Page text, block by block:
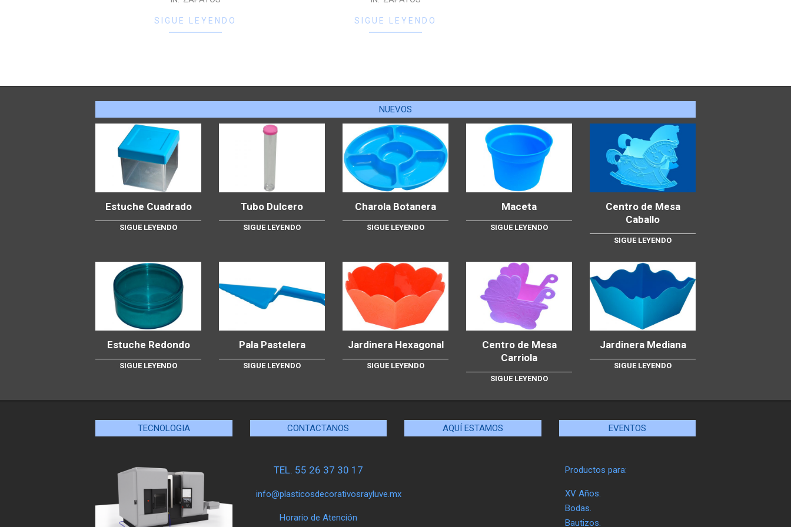
SIGUE LEYENDO SIGUE LEYENDO
NUEVOS
Estuche Cuadrado
SIGUE LEYENDO
Tubo Dulcero
SIGUE LEYENDO
Charola Botanera
SIGUE LEYENDO
Maceta
SIGUE LEYENDO
Centro de Mesa
Caballo
SIGUE LEYENDO
Estuche Redondo
SIGUE LEYENDO
Pala Pastelera
SIGUE LEYENDO
Jardinera Hexagonal
SIGUE LEYENDO
Centro de Mesa
Carriola
SIGUE LEYENDO
Jardinera Mediana
SIGUE LEYENDO
TECNOLOGIA CONTACTANOS
TEL. 55 26 37 30 17
info@plasticosdecorativosrayluve.mx
Horario de Atención
AQUÍ ESTAMOS EVENTOS
Productos para:
XV Años.
Bodas.
Bautizos.